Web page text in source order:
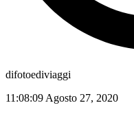
difotoediviaggi
11:08:09 Agosto 27, 2020